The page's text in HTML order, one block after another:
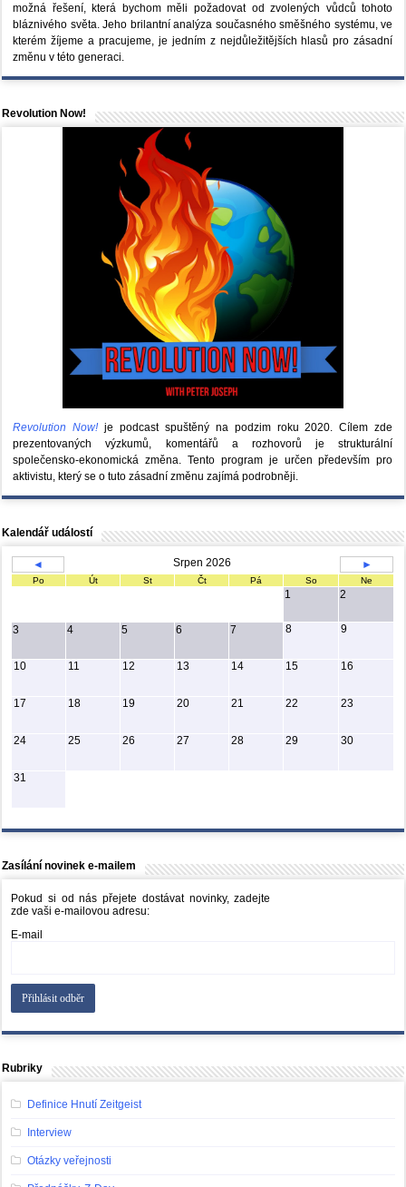
možná řešení, která bychom měli požadovat od zvolených vůdců tohoto
bláznivého světa. Jeho brilantní analýza současného směšného systému, ve
kterém žíjeme a pracujeme, je jedním z nejdůležitějších hlasů pro zásadní
změnu v této generaci.
Revolution Now!
Revolution Now! je podcast spuštěný na podzim roku 2020.Cílem zde
prezentovaných výzkumů, komentářů a rozhovorů je strukturální
společensko-ekonomická změna. Tento program je určen především pro
aktivistu, který se o tuto zásadní změnu zajímá podrobněji.
Kalendář událostí
◄ Srpen 2026 ►
Po Út St Čt Pá So Ne
1 2
3 4 5 6 7 8 9
10 11 12 13 14 15 16
17 18 19 20 21 22 23
24 25 26 27 28 29 30
31
Zasílání novinek e-mailem
Pokud si od nás přejete dostávat novinky, zadejte
zde vaši e-mailovou adresu:
E-mail
Rubriky
Definice Hnutí Zeitgeist
Interview
Otázky veřejnosti